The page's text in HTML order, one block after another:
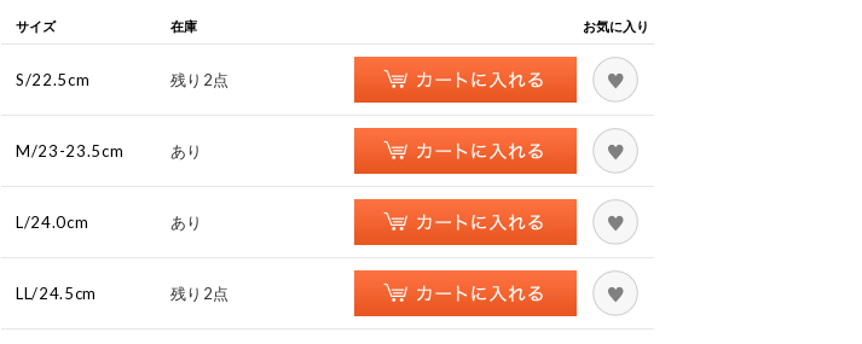
サイズ 在庫 お気に入り
S/22.5cm 残り2点
M/23-23.5cm あり
L/24.0cm あり
LL/24.5cm 残り2点